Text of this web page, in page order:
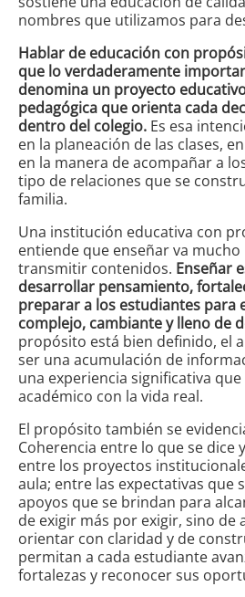
nombres que utilizamos para
Hablar de educación con
que lo verdaderamente
denomina un proyecto
pedagógica que orienta cada
dentro del colegio. Es esa
en la planeación de las clases,
en la manera de acompañar a
tipo de relaciones que se
familia.
Una institución educativa con
entiende que enseñar va mucho
transmitir contenidos. Enseñar
desarrollar pensamiento,
preparar a los estudiantes para
complejo, cambiante y lleno de
propósito está bien definido, el
ser una acumulación de
una experiencia significativa
académico con la vida real.
El propósito también se
Coherencia entre lo que se dice
entre los proyectos
aula; entre las expectativas que
apoyos que se brindan para
de exigir más por exigir, sino de
orientar con claridad y de
permitan a cada estudiante
fortalezas y reconocer sus